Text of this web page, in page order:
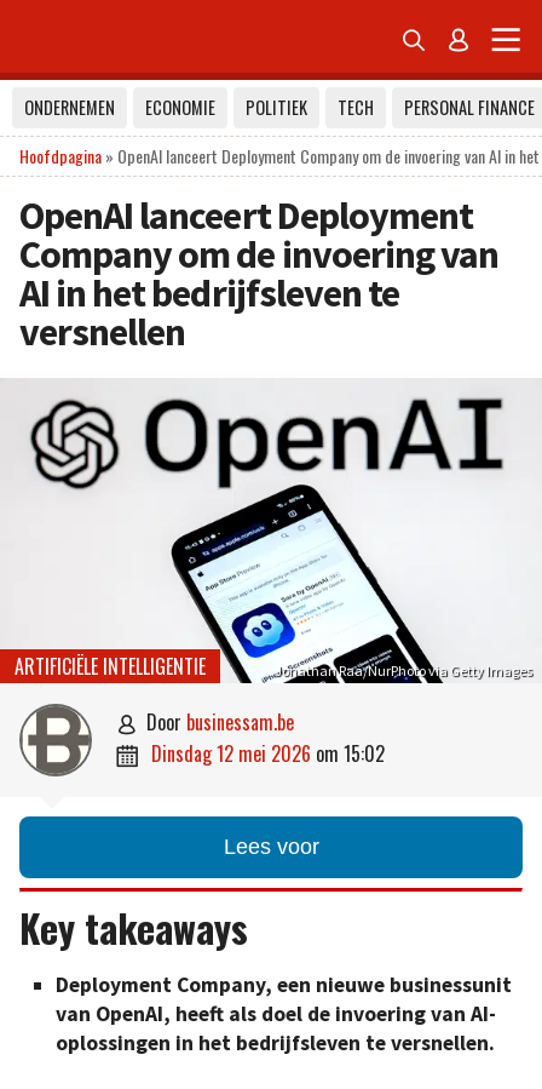
 
ONDERNEMEN ECONOMIE POLITIEK TECH
PERSONAL FINANCE
Hoofdpagina» OpenAI lanceert Deployment Company om de invoering van AI in
OpenAI lanceert Deployment
Company om de invoering van
AI in het bedrijfsleven te
versnellen
Jonathan Raa/NurPhoto via Getty Images
ARTIFICIËLE INTELLIGENTIE
 door businessam.be
 dinsdag 12 mei 2026 om 15:02
Lees voor
Key takeaways
Deployment Company, een nieuwe businessunit
van OpenAI, heeft als doel de invoering van AI-
oplossingen in het bedrijfsleven te versnellen.